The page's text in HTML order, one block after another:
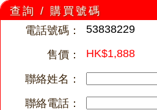
查詢 / 購買號碼
電話號碼：
53838229
售價： HK$1,888
聯絡姓名：
聯絡電話：